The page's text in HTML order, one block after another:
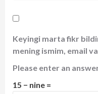
Keyingi marta fikr
mening ismim, email
Please enter an
15 − nine =